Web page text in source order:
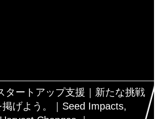
タートアップ支援｜新たな挑戦
掲げよう。｜Seed Impacts,